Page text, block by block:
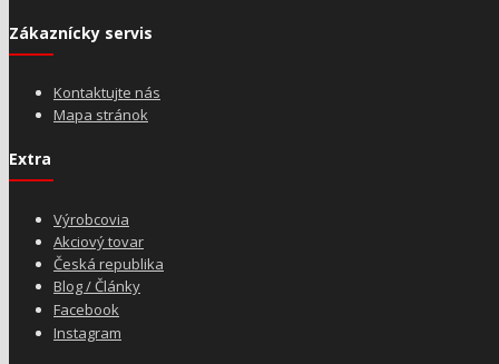
Zákaznícky servis
Kontaktujte nás
Mapa stránok
Extra
Výrobcovia
Akciový tovar
Česká republika
Blog / Články
Facebook
Instagram